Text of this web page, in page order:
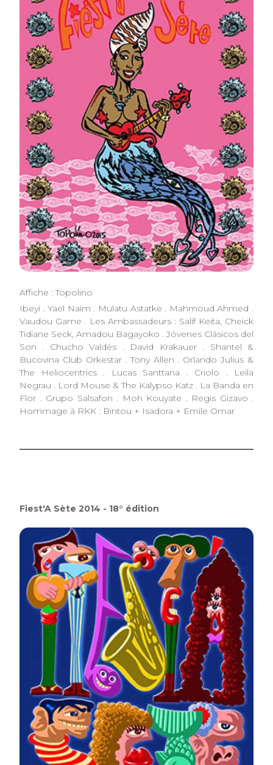
Affiche : Topolino
Ibeyi . Yael Naim . Mulatu Astatke . Mahmoud Ahmed .
Vaudou Game . Les Ambassadeurs : Salif Keita, Cheick
Tidiane Seck, Amadou Bagayoko . Jóvenes Clásicos del
Son . Chucho Valdés . David Krakauer . Shantel &
Bucovina Club Orkestar . Tony Allen . Orlando Julius &
The Heliocentrics . Lucas Santtana . Criolo . Leila
Negrau . Lord Mouse & The Kalypso Katz . La Banda en
Flor . Grupo Salsafon . Moh Kouyate . Regis Gizavo .
Hommage à RKK : Bintou + Isadora + Emile Omar
Fiest'A Sète 2014 - 18° édition